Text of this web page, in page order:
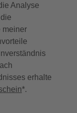
Analyse
meiner
erhalte
*.